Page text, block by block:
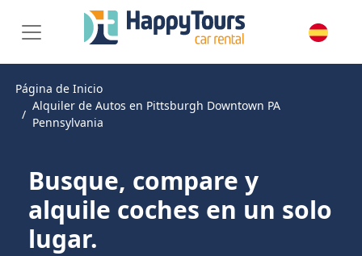
Página de Inicio
Alquiler de Autos en Pittsburgh Downtown PA
Pennsylvania
Busque, compare y
alquile coches en un solo
lugar.